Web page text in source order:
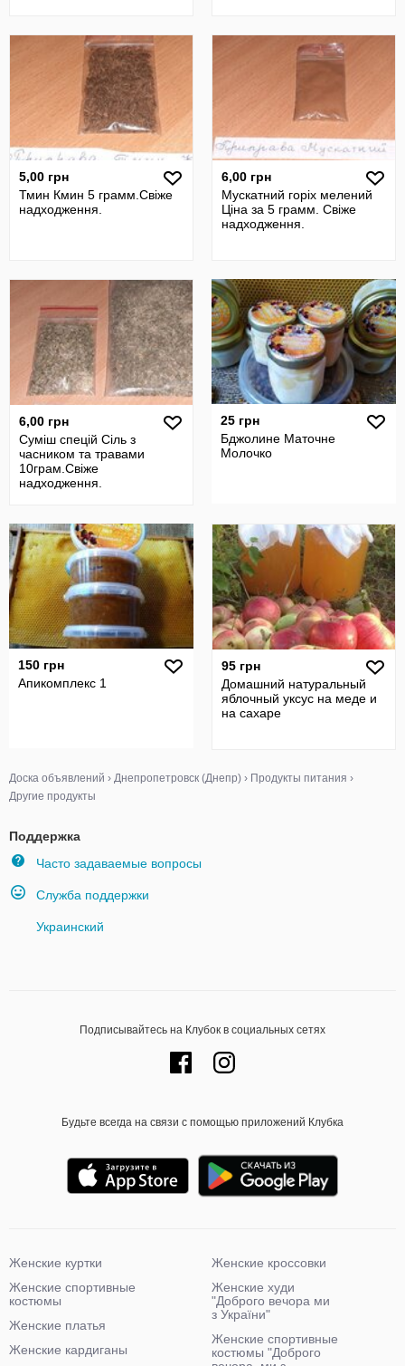
5,00 грн
Тмин Кмин 5 грамм.Свіже
надходження.
6,00 грн
Мускатний горіх мелений
Ціна за 5 грамм. Свіже
надходження.
6,00 грн
Суміш спецій Сіль з
часником та травами
10грам.Свіже
надходження.
25 грн
Бджолине Маточне
Молочко
150 грн
Апикомплекс 1
95 грн
Домашний натуральный
яблочный уксус на меде и
на сахаре
Доска объявлений › Днепропетровск (Днепр) › Продукты питания ›
Другие продукты
Поддержка
Часто задаваемые вопросы
Служба поддержки
Украинский
Подписывайтесь на Клубок в социальных сетях
Будьте всегда на связи с помощью приложений Клубка
Женские куртки
Женские спортивные
костюмы
Женские платья
Женские кардиганы
Женские кроссовки
Женские худи
"Доброго вечора ми
з України"
Женские спортивные
костюмы "Доброго